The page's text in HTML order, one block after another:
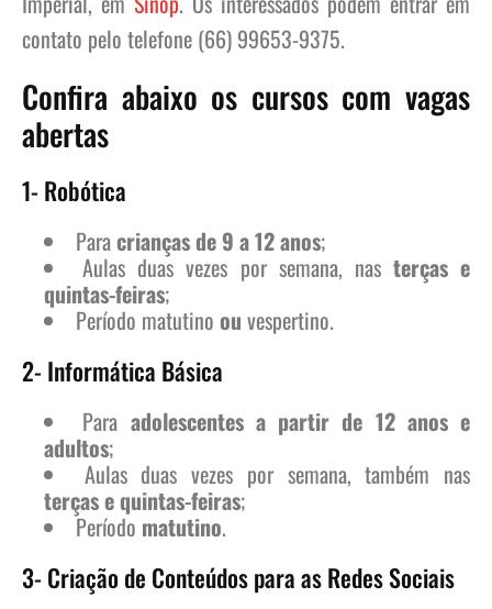
contato pelo telefone (66) 99653-9375.
Confira abaixo os cursos com vagas
abertas
1- Robótica
Paracrianças de 9 a 12 anos;
Aulas duas vezes por semana, nas terças e
quintas-feiras;
Período matutino ou vespertino.
2- Informática Básica
Para adolescentes a partir de 12 anos e
adultos;
Aulas duas vezes por semana, também nas
terças e quintas-feiras;
Período matutino.
3- Criação de Conteúdos para as Redes Sociais